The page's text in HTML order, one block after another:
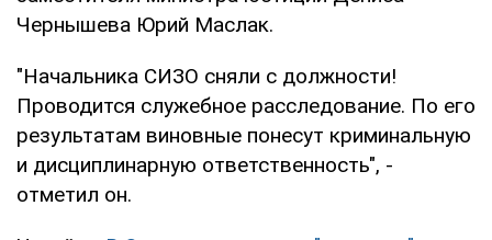
Чернышева Юрий Маслак.
"Начальника СИЗО сняли с должности!
Проводится служебное расследование. По его
результатам виновные понесут криминальную
и дисциплинарную ответственность", -
отметил он.